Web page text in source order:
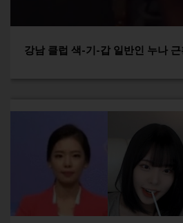
강남 클럽 색-기-갑 일반인 누나 근